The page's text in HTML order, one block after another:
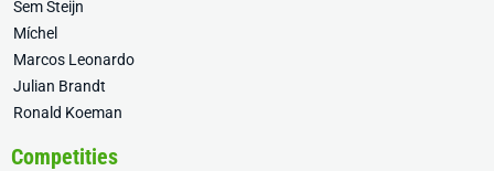
Sem Steijn
Míchel
Marcos Leonardo
Julian Brandt
Ronald Koeman
Competities